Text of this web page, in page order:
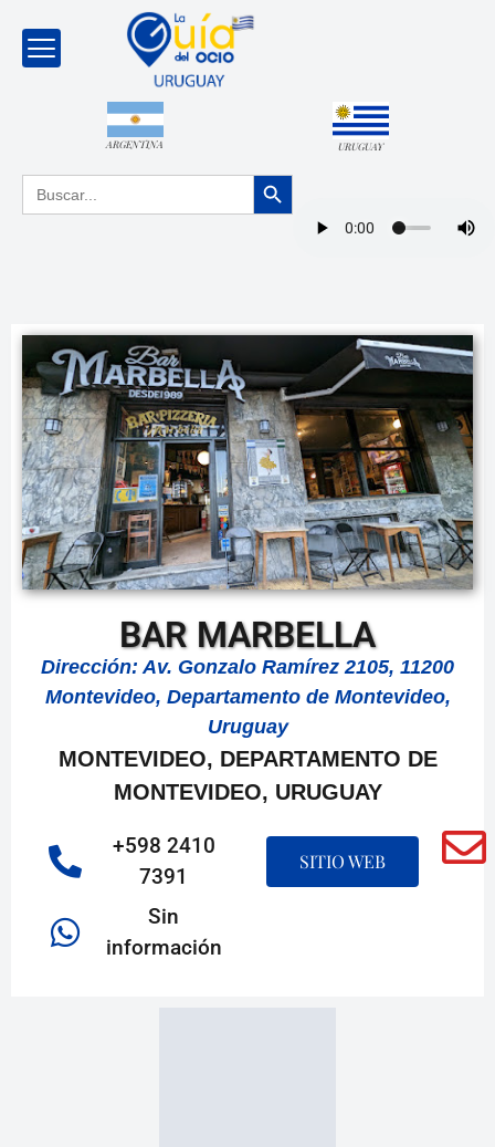
ARGENTINA URUGUAY
Buscar: Botón de búsqueda
BAR MARBELLA
Dirección: Av. Gonzalo Ramírez 2105, 11200
Montevideo, Departamento de Montevideo,
Uruguay
MONTEVIDEO, DEPARTAMENTO DE
MONTEVIDEO, URUGUAY
+598 2410
7391
Sin
información
SITIO WEB